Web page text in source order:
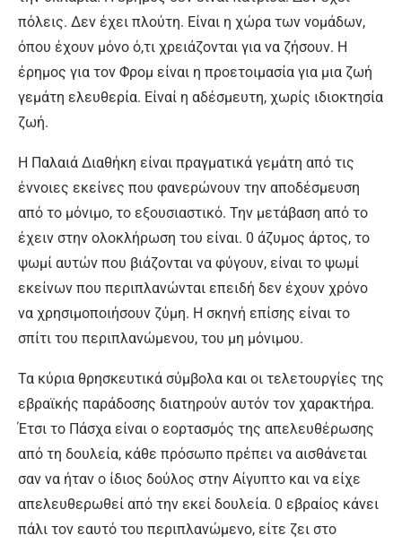
πόλεις. Δεν έχει πλούτη. Είναι η χώρα των νομάδων,
όπου έχουν μόνο ό,τι χρειάζονται για να ζήσουν. Η
έρημος για τον Φρομ είναι η προετοιμασία για μια ζωή
γεμάτη ελευθερία. Είναί η αδέσμευτη, χωρίς ιδιοκτησία
ζωή.
Η Παλαιά Διαθήκη είναι πραγματικά γεμάτη από τις
έννοιες εκείνες που φανερώνουν την αποδέσμευση
από το μόνιμο, το εξουσιαστικό. Την μετάβαση από το
έχειν στην ολοκλήρωση του είναι. 0 άζυμος άρτος, το
ψωμί αυτών που βιάζονται να φύγουν, είναι το ψωμί
εκείνων που περιπλανώνται επειδή δεν έχουν χρόνο
να χρησιμοποιήσουν ζύμη. Η σκηνή επίσης είναι το
σπίτι του περιπλανώμενου, του μη μόνιμου.
Τα κύρια θρησκευτικά σύμβολα και οι τελετουργίες της
εβραϊκής παράδοσης διατηρούν αυτόν τον χαρακτήρα.
Έτσι το Πάσχα είναι ο εορτασμός της απελευθέρωσης
από τη δουλεία, κάθε πρόσωπο πρέπει να αισθάνεται
σαν να ήταν ο ίδιος δούλος στην Αίγυπτο και να είχε
απελευθερωθεί από την εκεί δουλεία. 0 εβραίος κάνει
πάλι τον εαυτό του περιπλανώμενο, είτε ζει στο